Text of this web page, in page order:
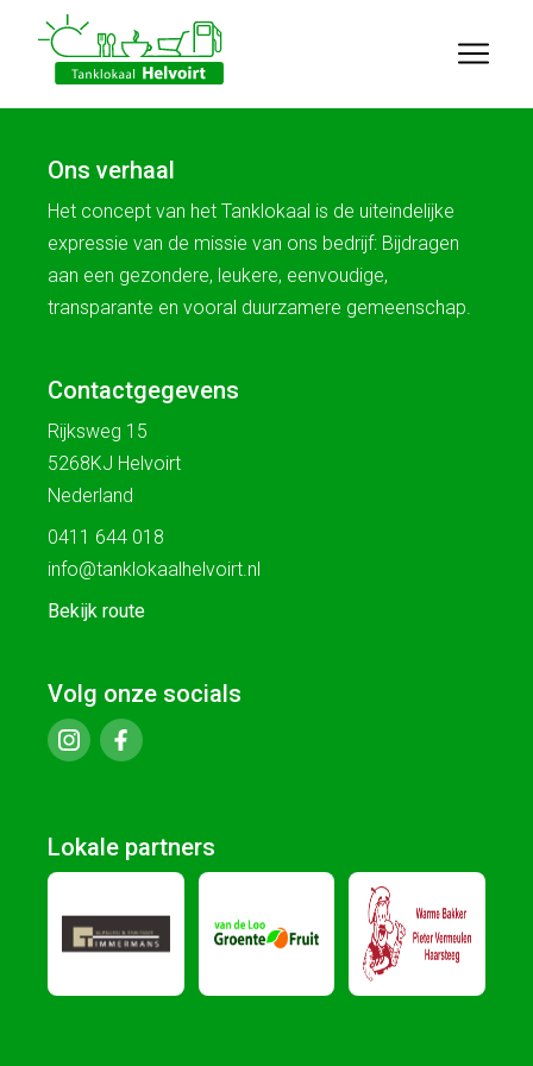
Ons verhaal
Het concept van het Tanklokaal is de uiteindelijke
expressie van de missie van ons bedrijf: Bijdragen
aan een gezondere, leukere, eenvoudige,
transparante en vooral duurzamere gemeenschap.
Contactgegevens
Rijksweg 15
5268KJ Helvoirt
Nederland
0411 644 018
info@tanklokaalhelvoirt.nl
Bekijk route
Volg onze socials
Lokale partners